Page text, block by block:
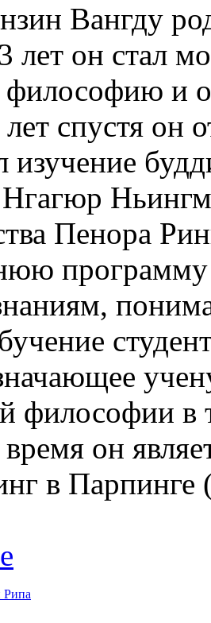
Вангду
лет он стал
философию и
лет спустя он
изучение
Нгагюр
Пенора
программу
философии в
он
в Парпинге
Рипа